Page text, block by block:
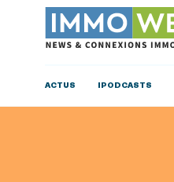
ACTUS IPODCASTS